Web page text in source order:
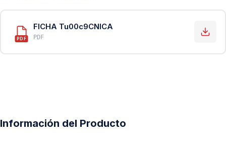
PDF
FICHA Tu00c9CNICA
PDF
Información del Producto